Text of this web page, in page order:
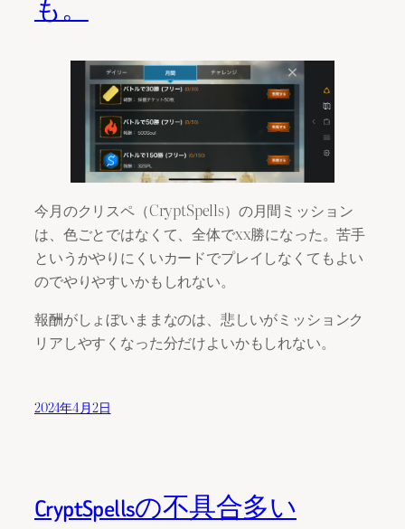
も。
今月のクリスペ（CryptSpells）の月間ミッション
は、色ごとではなくて、全体でxx勝になった。苦手
というかやりにくいカードでプレイしなくてもよい
のでやりやすいかもしれない。
報酬がしょぼいままなのは、悲しいがミッションク
リアしやすくなった分だけよいかもしれない。
2024年4月2日
CryptSpellsの不具合多い